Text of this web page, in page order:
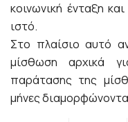
κοινωνική ένταξη
ιστό.
Στο πλαίσιο αυτό
μίσθωση αρχικά
παράτασης της
μήνες